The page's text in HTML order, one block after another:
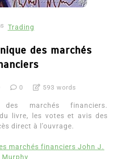
Trading
des marchés
0 593 words
des marchés financiers.
livre, les votes et avis des
direct à l’ouvrage.
marchés financiers John J.